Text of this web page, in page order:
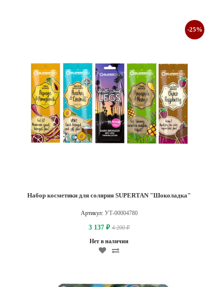
Набор косметики для солярия SUPERTAN "Шоколадка"
Артикул: УТ-00004780
3 137 ₽ 4 200₽
-25%
Нет в наличии